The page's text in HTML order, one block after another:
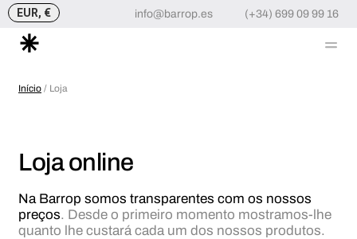
content
info@barrop.es (+34) 699 09 99 16
EUR, €
Início / Loja
Loja online
Na Barrop somos transparentes com os nossos
preços. Desde o primeiro momento mostramos-lhe
quanto lhe custará cada um dos nossos produtos.